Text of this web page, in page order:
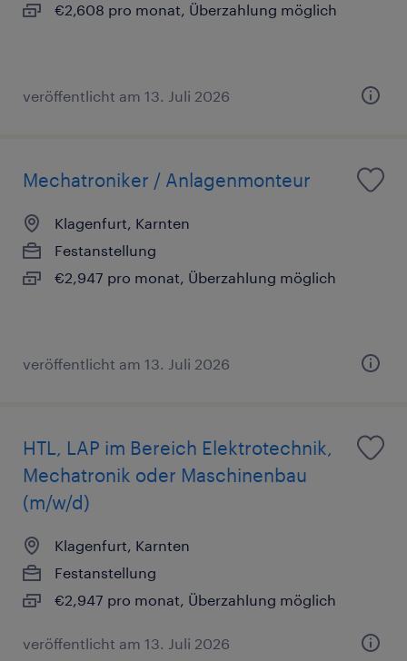
€2,608 pro monat, Überzahlung möglich
veröffentlicht am 13. Juli 2026
Mechatroniker / Anlagenmonteur
Klagenfurt, Karnten
Festanstellung
€2,947 pro monat, Überzahlung möglich
veröffentlicht am 13. Juli 2026
HTL, LAP im Bereich Elektrotechnik,
Mechatronik oder Maschinenbau
(m/w/d)
Klagenfurt, Karnten
Festanstellung
€2,947 pro monat, Überzahlung möglich
veröffentlicht am 13. Juli 2026